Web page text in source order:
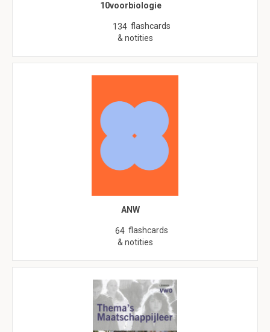
10voorbiologie
134 flashcards
& notities
ANW
64 flashcards
& notities